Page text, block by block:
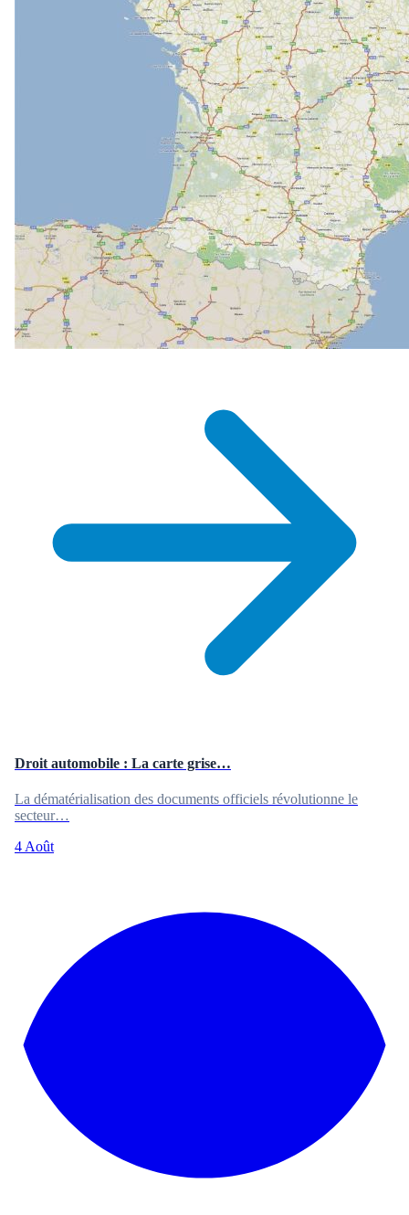
Droit automobile : La carte grise…
La dématérialisation des documents officiels révolutionne le
secteur…
4 Août